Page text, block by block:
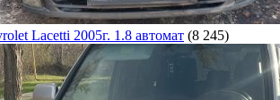
Lacetti 2005г. 1.8 автомат (8 245)